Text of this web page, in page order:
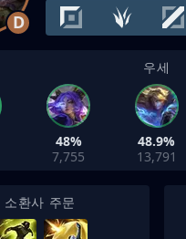
D
우세
48%
7,755
48.9%
13,791
소환사 주문